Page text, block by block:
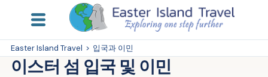
Easter Island Travel > 입국과 이민
이스터 섬 입국 및 이민